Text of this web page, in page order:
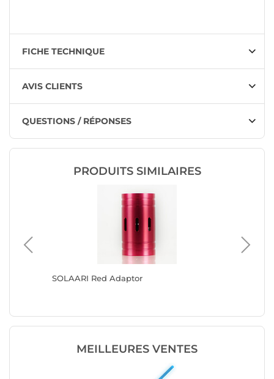
FICHE TECHNIQUE
AVIS CLIENTS
QUESTIONS / RÉPONSES
PRODUITS SIMILAIRES
SOLAARI Red Adaptor
MEILLEURES VENTES